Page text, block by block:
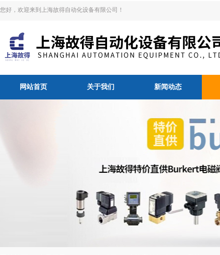
您好，欢迎来到上海故得自动化设备有限公司！
网站首页 关于我们 新闻动态